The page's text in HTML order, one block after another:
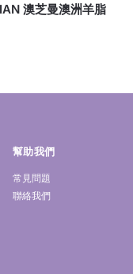
澳芝曼澳洲羊脂
幫助我們
常見問題
聯絡我們